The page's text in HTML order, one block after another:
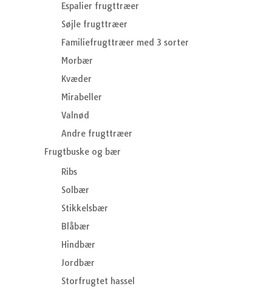
Espalier frugttræer
Søjle frugttræer
Familiefrugttræer med 3 sorter
Morbær
Kvæder
Mirabeller
Valnød
Andre frugttræer
Frugtbuske og bær
Ribs
Solbær
Stikkelsbær
Blåbær
Hindbær
Jordbær
Storfrugtet hassel